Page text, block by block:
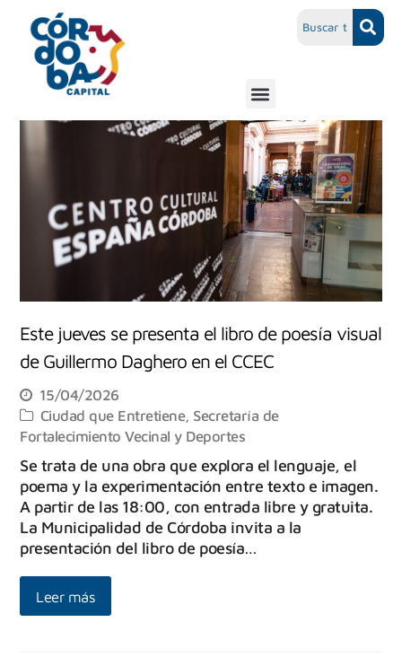
Este jueves se presenta el libro de poesía visual
de Guillermo Daghero en el CCEC
15/04/2026
Ciudad que Entretiene, Secretaría de
Fortalecimiento Vecinal y Deportes
Se trata de una obra que explora el lenguaje, el
poema y la experimentación entre texto e imagen.
A partir de las 18:00, con entrada libre y gratuita.
La Municipalidad de Córdoba invita a la
presentación del libro de poesía…
Leer más